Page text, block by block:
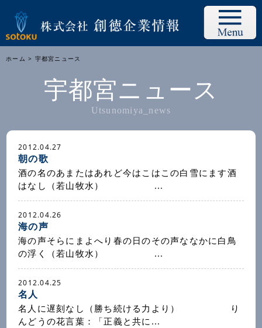
ホーム > 宇都宮ニュース
宇都宮ニュース
Utsunomiya_news
2012.04.27
朝の歌
酒の名のあまたはあれど今はこはこの白雪にます酒
はなし（若山牧水） ...
2012.04.26
海の声
海の声そらにまよへり春の日のその声ななかに白鳥
の浮く（若山牧水） ...
2012.04.25
名人
名人に遅刻なし（勝ち続ける力より） り
んどうの花言葉：「正義と共に...